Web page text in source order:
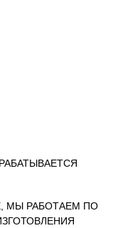
МЫ РАБОТАЕМ ПО